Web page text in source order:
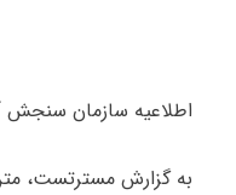
اطلاعیه سازمان
به گزارش مسترتست،